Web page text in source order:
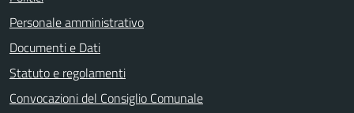
Personale amministrativo
Documenti e Dati
Statuto e regolamenti
Convocazioni del Consiglio Comunale